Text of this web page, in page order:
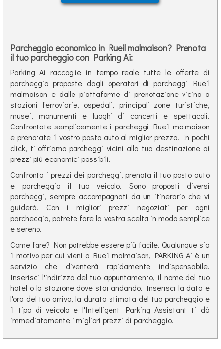
Parcheggio economico in Rueil malmaison? Prenota
il tuo parcheggio con Parking Ai:
Parking Ai raccoglie in tempo reale tutte le offerte di
parcheggio proposte dagli operatori di parcheggi Rueil
malmaison e dalle piattaforme di prenotazione vicino a
stazioni ferroviarie, ospedali, principali zone turistiche,
musei, monumenti e luoghi di concerti e spettacoli.
Confrontate semplicemente i parcheggi Rueil malmaison
e prenotate il vostro posto auto al miglior prezzo. In pochi
click, ti offriamo parcheggi vicini alla tua destinazione ai
prezzi più economici possibili.
Confronta i prezzi dei parcheggi, prenota il tuo posto auto
e parcheggia il tuo veicolo. Sono proposti diversi
parcheggi, sempre accompagnati da un itinerario che vi
guiderà. Con i migliori prezzi negoziati per ogni
parcheggio, potrete fare la vostra scelta in modo semplice
e sereno.
Come fare? Non potrebbe essere più facile. Qualunque sia
il motivo per cui vieni a Rueil malmaison, PARKING Ai è un
servizio che diventerà rapidamente indispensabile.
Inserisci l'indirizzo del tuo appuntamento, il nome del tuo
hotel o la stazione dove stai andando. Inserisci la data e
l'ora del tuo arrivo, la durata stimata del tuo parcheggio e
il tipo di veicolo e l'Intelligent Parking Assistant ti dà
immediatamente i migliori prezzi di parcheggio.